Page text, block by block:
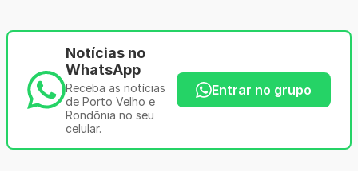
Notícias no
WhatsApp
Receba as notícias
de Porto Velho e
Rondônia no seu
celular.
Entrar no grupo